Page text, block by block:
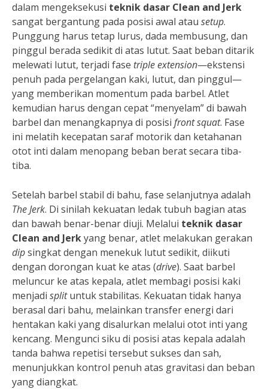
dalam mengeksekusi teknik dasar Clean and Jerk
sangat bergantung pada posisi awal atau setup.
Punggung harus tetap lurus, dada membusung, dan
pinggul berada sedikit di atas lutut. Saat beban ditarik
melewati lutut, terjadi fase triple extension—ekstensi
penuh pada pergelangan kaki, lutut, dan pinggul—
yang memberikan momentum pada barbel. Atlet
kemudian harus dengan cepat “menyelam” di bawah
barbel dan menangkapnya di posisi front squat. Fase
ini melatih kecepatan saraf motorik dan ketahanan
otot inti dalam menopang beban berat secara tiba-
tiba.
Setelah barbel stabil di bahu, fase selanjutnya adalah
The Jerk. Di sinilah kekuatan ledak tubuh bagian atas
dan bawah benar-benar diuji. Melalui teknik dasar
Clean and Jerkyang benar, atlet melakukan gerakan
dipsingkat dengan menekuk lutut sedikit, diikuti
dengan dorongan kuat ke atas (drive). Saat barbel
meluncur ke atas kepala, atlet membagi posisi kaki
menjadi splituntuk stabilitas. Kekuatan tidak hanya
berasal dari bahu, melainkan transfer energi dari
hentakan kaki yang disalurkan melalui otot inti yang
kencang. Mengunci siku di posisi atas kepala adalah
tanda bahwa repetisi tersebut sukses dan sah,
menunjukkan kontrol penuh atas gravitasi dan beban
yang diangkat.